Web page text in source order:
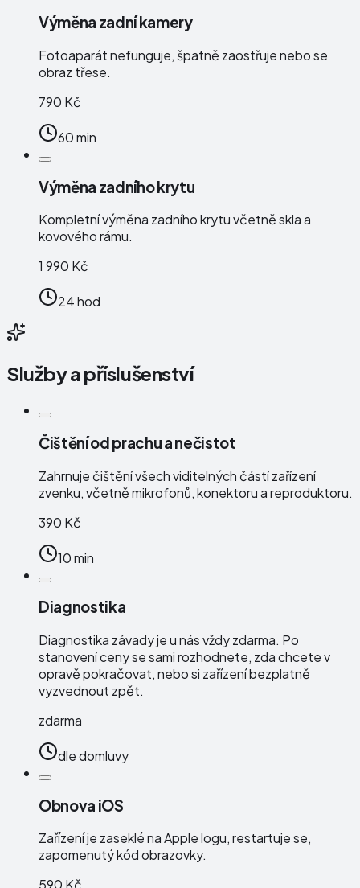
Výměna zadní kamery
Fotoaparát nefunguje, špatně zaostřuje nebo se
obraz třese.
790 Kč
60 min
Výměna zadního krytu
Kompletní výměna zadního krytu včetně skla a
kovového rámu.
1 990 Kč
24 hod
Služby a příslušenství
Čištění od prachu a nečistot
Zahrnuje čištění všech viditelných částí zařízení
zvenku, včetně mikrofonů, konektoru a reproduktoru.
390 Kč
10 min
Diagnostika
Diagnostika závady je u nás vždy zdarma. Po
stanovení ceny se sami rozhodnete, zda chcete v
opravě pokračovat, nebo si zařízení bezplatně
vyzvednout zpět.
zdarma
dle domluvy
Obnova iOS
Zařízení je zaseklé na Apple logu, restartuje se,
zapomenutý kód obrazovky.